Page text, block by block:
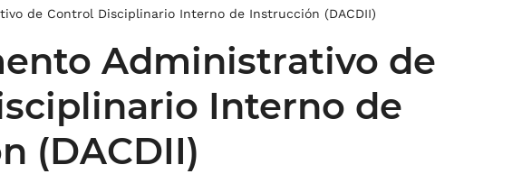
de Control Disciplinario Interno de Instrucción (DACDII)
Administrativo de
Interno de
(DACDII)